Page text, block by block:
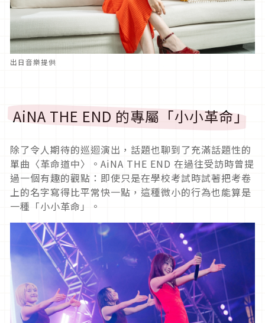
出日音樂提供
AiNA THE END 的專屬「小小革命」
除了令人期待的巡迴演出，話題也聊到了充滿話題性的
單曲〈革命道中〉。AiNA THE END 在過往受訪時曾提
過一個有趣的觀點：即使只是在學校考試時試著把考卷
上的名字寫得比平常快一點，這種微小的行為也能算是
一種「小小革命」。